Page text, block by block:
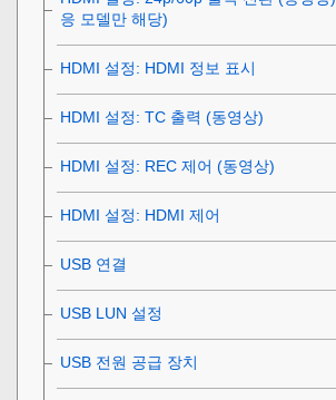
응 모델만 해당)
HDMI 설정: HDMI 정보 표시
HDMI 설정: TC 출력 (동영상)
HDMI 설정: REC 제어 (동영상)
HDMI 설정: HDMI 제어
USB 연결
USB LUN 설정
USB 전원 공급 장치